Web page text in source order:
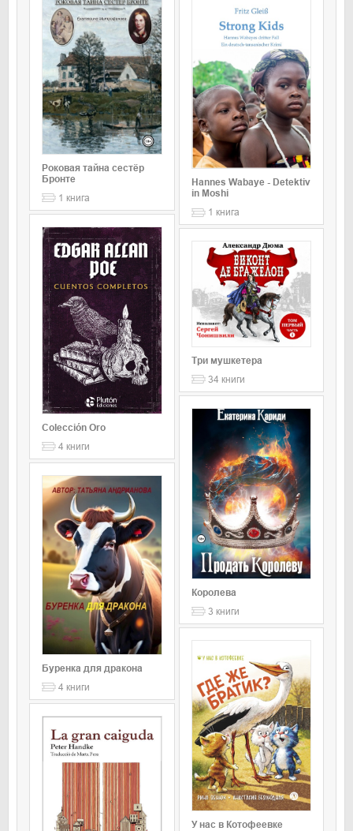
Роковая тайна сестёр
Бронте
1 книга
Colección Oro
4 книги
Буренка для дракона
4 книги
Hannes Wabaye - Detektiv
in Moshi
1 книга
Три мушкетера
34 книги
Королева
3 книги
У нас в Котофеевке